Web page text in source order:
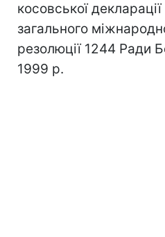
косовської
загального
резолюції 1244 Ради
1999 р.